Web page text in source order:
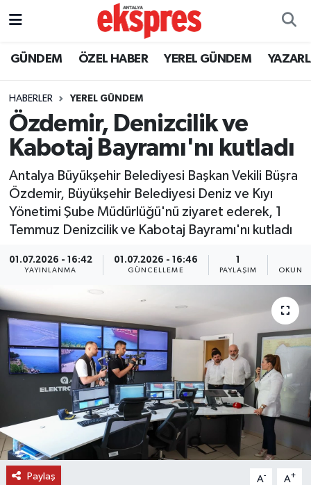
GÜNDEM ÖZEL HABER YEREL GÜNDEM
HABERLER YEREL GÜNDEM
Özdemir, Denizcilik ve
Kabotaj Bayramı'nı kutladı
Antalya Büyükşehir Belediyesi Başkan Vekili Büşra
Özdemir, Büyükşehir Belediyesi Deniz ve Kıyı
Yönetimi Şube Müdürlüğü'nü ziyaret ederek, 1
Temmuz Denizcilik ve Kabotaj Bayramı'nı kutladı
01.07.2026 - 16:42
YAYINLANMA
01.07.2026 - 16:46
GÜNCELLEME
1
PAYLAŞIM
Paylaş A- A+
ÖZEL HABER
YEREL GÜNDEM
EKONOMİ
KÜLTÜR - SANAT
SPOR
SİYASET
SAĞLIK
DÜNYA
EĞİTİM
TURİZM
RÖPORTAJ
VİDEO HABERLER
Nöbetçi Eczaneler
Trafik Durumu
Süper Lig Puan Durumu ve Fikstür
Tüm Manşetler
Son Dakika Haberleri
Haber Arşivi